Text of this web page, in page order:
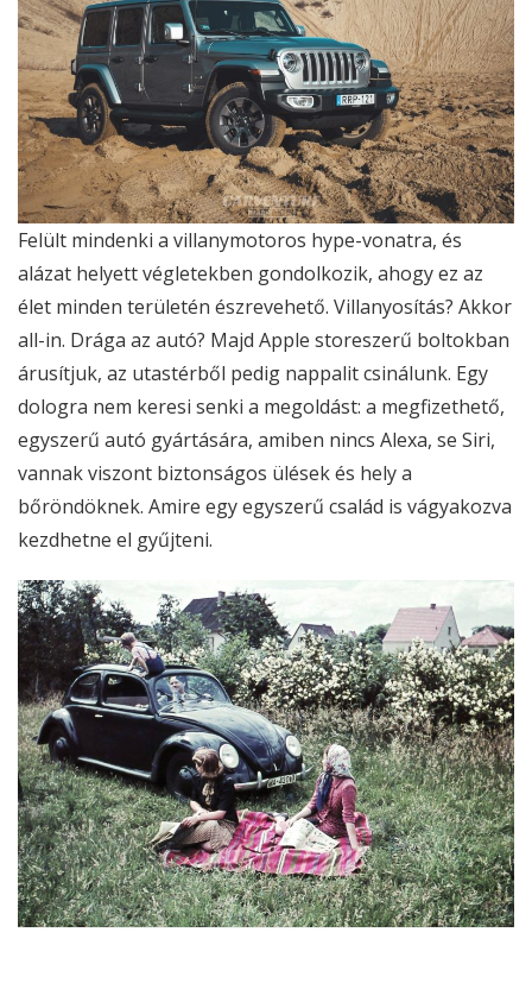
Felült mindenki a villanymotoros hype-vonatra, és
alázat helyett végletekben gondolkozik, ahogy ez az
élet minden területén észrevehető. Villanyosítás? Akkor
all-in. Drága az autó? Majd Apple storeszerű boltokban
árusítjuk, az utastérből pedig nappalit csinálunk. Egy
dologra nem keresi senki a megoldást: a megfizethető,
egyszerű autó gyártására, amiben nincs Alexa, se Siri,
vannak viszont biztonságos ülések és hely a
bőröndöknek. Amire egy egyszerű család is vágyakozva
kezdhetne el gyűjteni.